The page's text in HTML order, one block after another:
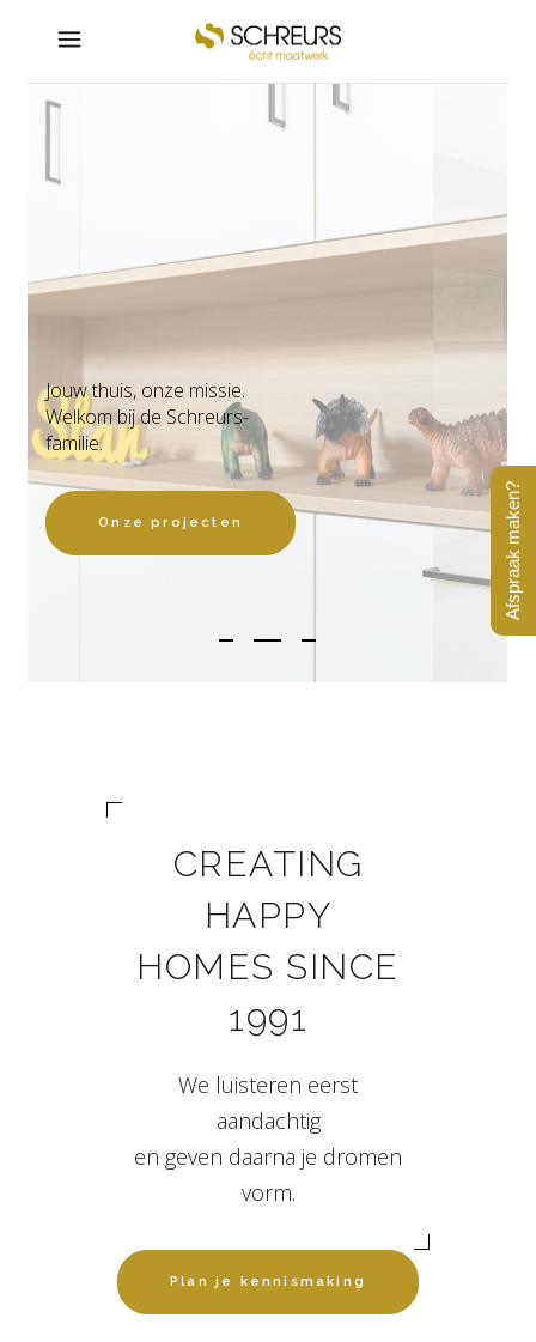
Jouw thuis, onze missie.
Welkom bij de Schreurs-
familie.
Onze projecten
CREATING
HAPPY
HOMES SINCE
1991
We luisteren eerst
aandachtig
en geven daarna je dromen
vorm.
Plan je kennismaking
Afspraak maken?